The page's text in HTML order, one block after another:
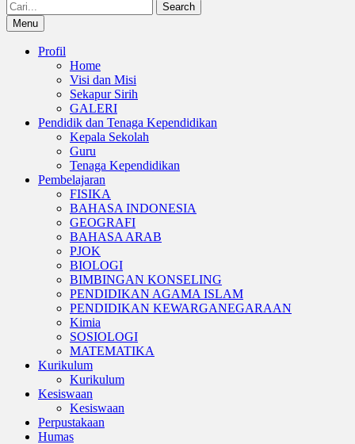
Search
for:Menu
Profil
Home
Visi dan Misi
Sekapur Sirih
GALERI
Pendidik dan Tenaga Kependidikan
Kepala Sekolah
Guru
Tenaga Kependidikan
Pembelajaran
FISIKA
BAHASA INDONESIA
GEOGRAFI
BAHASA ARAB
PJOK
BIOLOGI
BIMBINGAN KONSELING
PENDIDIKAN AGAMA ISLAM
PENDIDIKAN KEWARGANEGARAAN
Kimia
SOSIOLOGI
MATEMATIKA
Kurikulum
Kurikulum
Kesiswaan
Kesiswaan
Perpustakaan
Humas